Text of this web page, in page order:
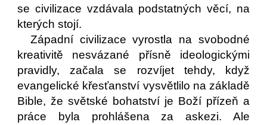
se civilizace vzdávala podstatných věcí, na
kterých stojí.
Západní civilizace vyrostla na svobodné
kreativitě nesvázané přísně ideologickými
pravidly, začala se rozvíjet tehdy, když
evangelické křesťanství vysvětlilo na základě
Bible, že světské bohatství je Boží přízeň a
práce byla prohlášena za askezi. Ale